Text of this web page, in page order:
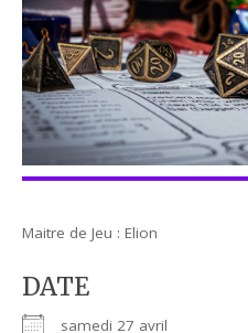
Maitre de Jeu : Elion
DATE
samedi 27 avril